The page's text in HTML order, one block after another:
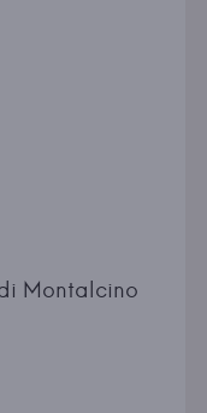
Montalcino